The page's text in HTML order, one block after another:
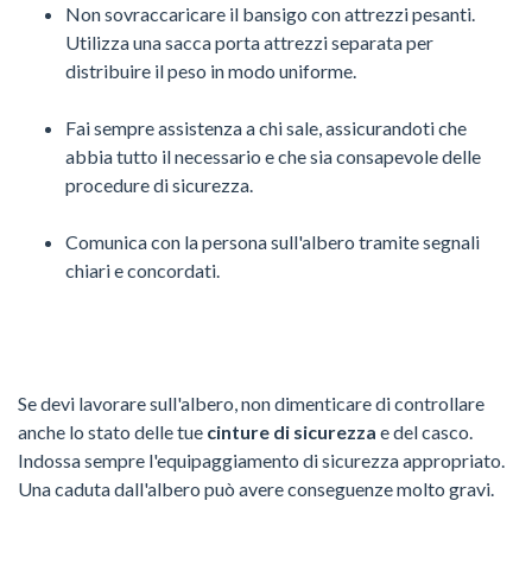
Non sovraccaricare il bansigo con attrezzi pesanti.
Utilizza una sacca porta attrezzi separata per
distribuire il peso in modo uniforme.
Fai sempre assistenza a chi sale, assicurandoti che
abbia tutto il necessario e che sia consapevole delle
procedure di sicurezza.
Comunica con la persona sull'albero tramite segnali
chiari e concordati.
Se devi lavorare sull'albero, non dimenticare di controllare
anche lo stato delle tue cinture di sicurezza e del casco.
Indossa sempre l'equipaggiamento di sicurezza appropriato.
Una caduta dall'albero può avere conseguenze molto gravi.